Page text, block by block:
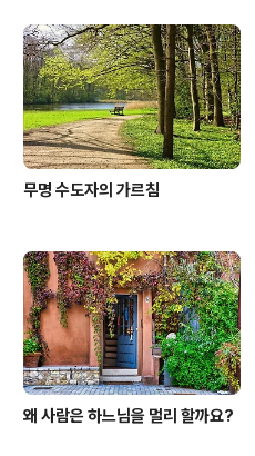
무명 수도자의 가르침
왜 사람은 하느님을 멀리 할까요?